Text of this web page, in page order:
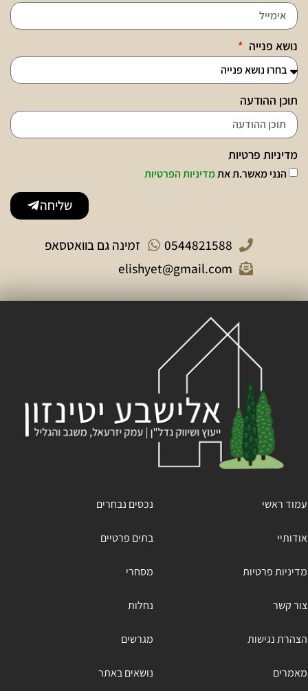
נושא פנייה
תוכן ההודעה
מדיניות פרטיות
הנני מאשר.ת אתמדיניות הפרטיות
שליחה
0544821588
זמינה גם בוואטסאפ
elishyet@gmail.com
עמוד ראשי
אודותיי
מדיניות פרטיות
צור קשר
הצהרת נגישות
מאמרים
נכסים נבחרים
בתים פרטיים
מסחרי
נחלות
מגרשים
נושאים באתר